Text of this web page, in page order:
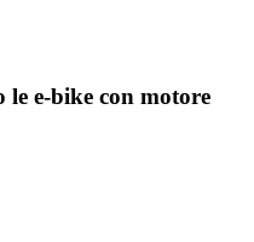
e-bike con motore